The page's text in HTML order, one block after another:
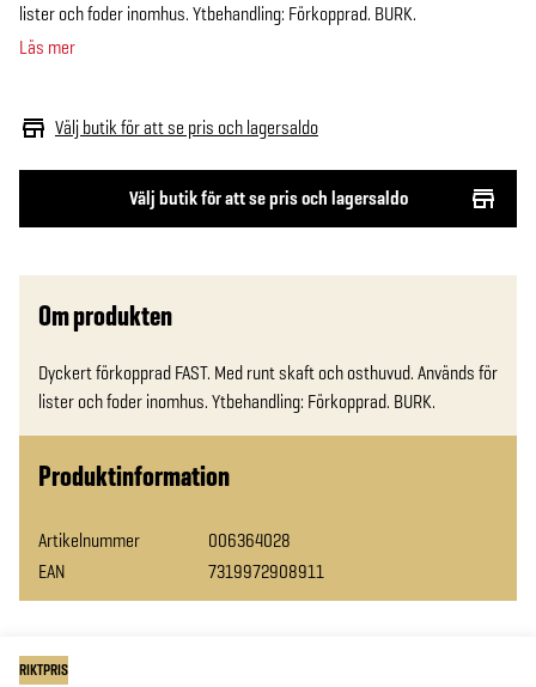
Välj butik för att se pris och lagersaldo
Välj butik för att se pris och lagersaldo
lister och foder inomhus. Ytbehandling: Förkopprad. BURK.
Läs mer
Om produkten
Dyckert förkopprad FAST. Med runt skaft och osthuvud. Används för
lister och foder inomhus. Ytbehandling: Förkopprad. BURK.
Produktinformation
Artikelnummer
006364028
EAN
7319972908911
RIKTPRIS